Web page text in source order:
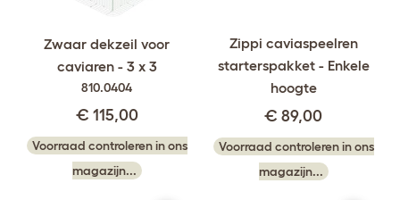
Zwaar dekzeil voor
caviaren - 3 x 3
810.0404
€ 115,00
Voorraad controleren in ons
magazijn...
Zippi caviaspeelren
starterspakket - Enkele
hoogte
€ 89,00
Voorraad controleren in ons
magazijn...